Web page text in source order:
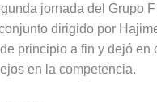
jornada del Grupo F
dirigido por
principio a fin y dejó en
en la competencia.